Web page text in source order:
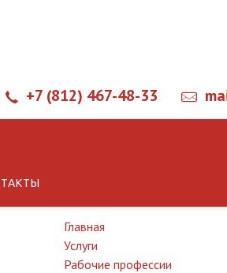
+7 (812) 467-48-33
Главная
Услуги
Рабочие профессии